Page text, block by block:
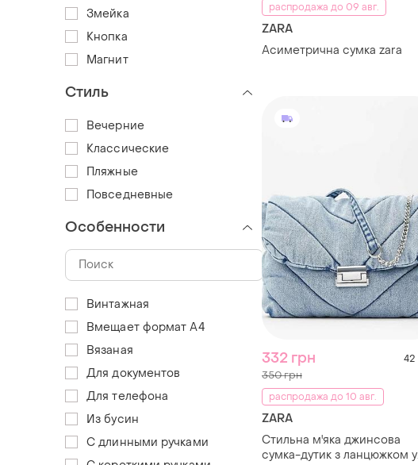
распродажа до 09 авг.
ZARA
Асиметрична сумка zara
332 грн 42
350 грн
распродажа до 10 авг.
ZARA
Стильна м'яка джинсова
сумка-дутик з ланцюжком у
Змейка
Кнопка
Магнит
Стиль
Вечерние
Классические
Пляжные
Повседневные
Особенности
Винтажная
Вмещает формат А4
Вязаная
Для документов
Для телефона
Из бусин
С длинными ручками